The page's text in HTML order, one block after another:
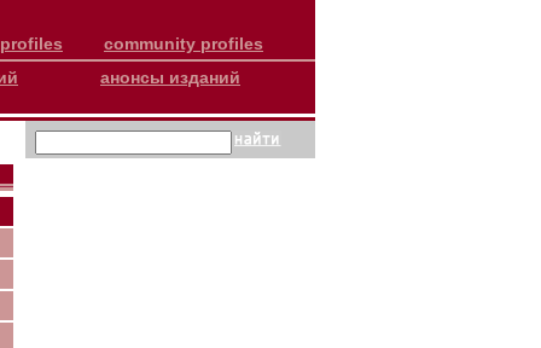
community profiles
анонсы изданий